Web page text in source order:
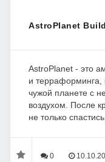
AstroPlanet
AstroPlanet - это
и терраформинга,
чужой планете с
воздухом. После
не только
0